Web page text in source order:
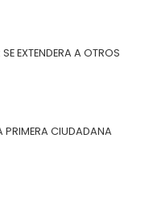
EXTENDERA A OTROS
PRIMERA CIUDADANA